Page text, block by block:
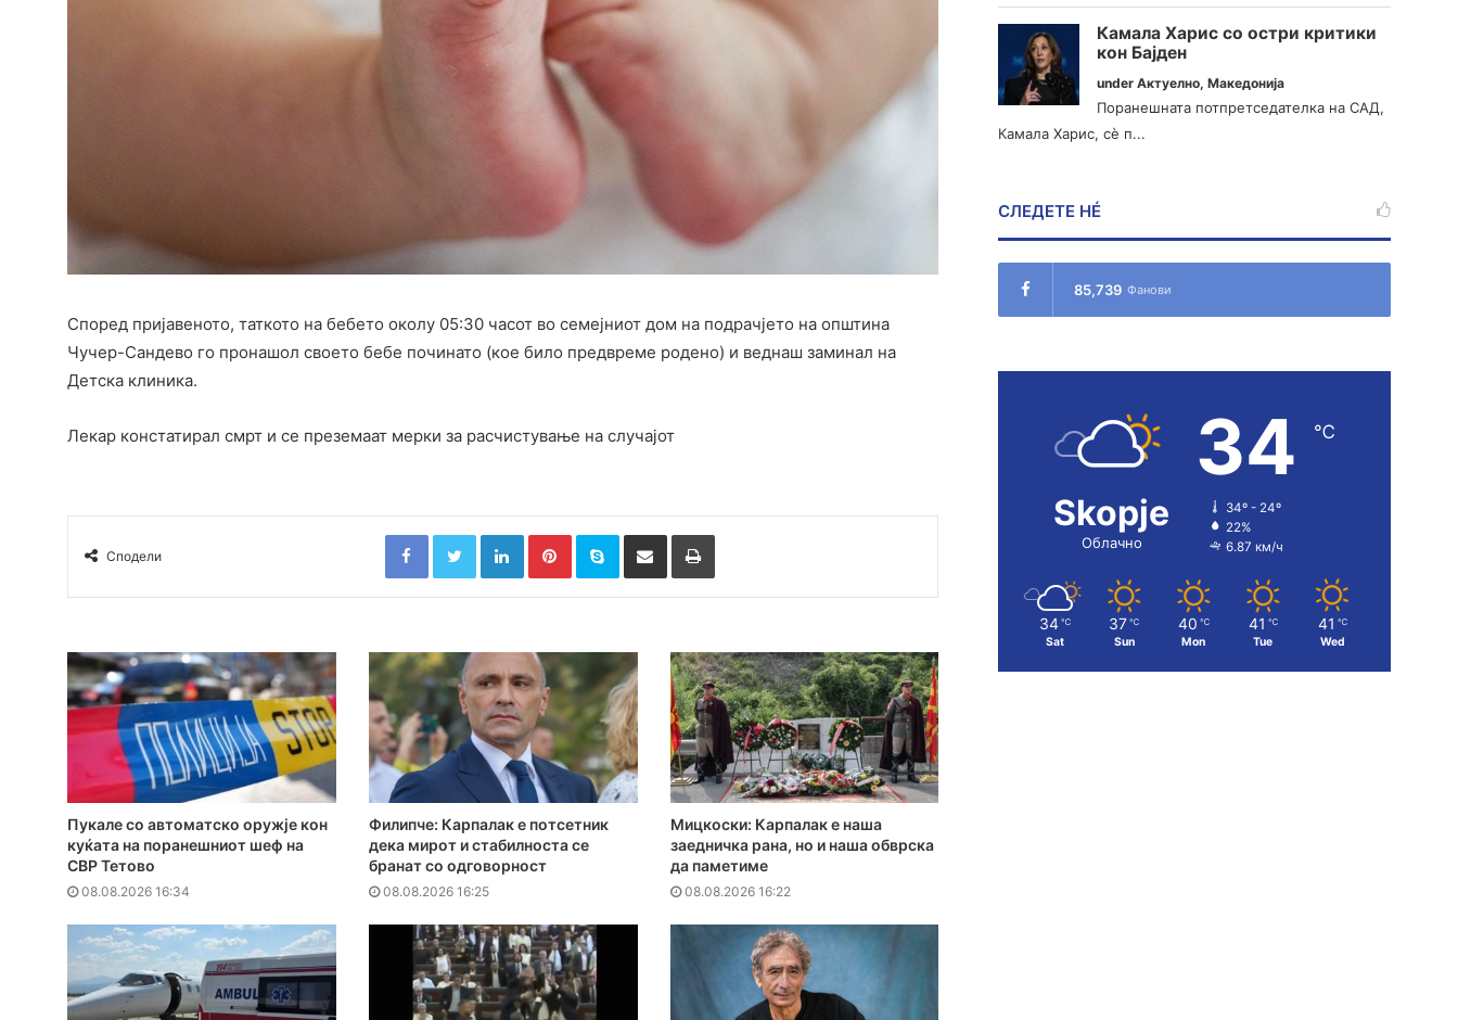
Според пријавеното, таткото на бебето околу 05:30 часот во семејниот дом на подрачјето на општина
Чучер-Сандево го пронашол своето бебе починато (кое било предвреме родено) и веднаш заминал на
Детска клиника.
Лекар констатирал смрт и се преземаат мерки за расчистување на случајот
Сподели
FacebookTwitterLinkedInPinterestSkype Сподели преку Е-маил Испринтај
Пукале со автоматско оружје кон
куќата на поранешниот шеф на
СВР Тетово
08.08.2026 16:34
Филипче: Карпалак е потсетник
дека мирот и стабилноста се
бранат со одговорност
08.08.2026 16:25
Мицкоски: Карпалак е наша
заедничка рана, но и наша обврска
да паметиме
08.08.2026 16:22
Камала Харис со остри критики
кон Бајден
underАктуелно,Македонија
Поранешната потпретседателка на САД,
Камала Харис, сè п...
СЛЕДЕТЕ НÉ
85,739 Фанови
Skopje
Облачно
34 ℃
34º - 24º
22%
6.87 км/ч
34 ℃
Sat
37 ℃
Sun
40 ℃
Mon
41 ℃
Tue
41 ℃
Wed